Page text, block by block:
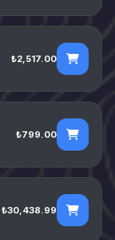
₺2,517.00
₺799.00
₺30,438.99